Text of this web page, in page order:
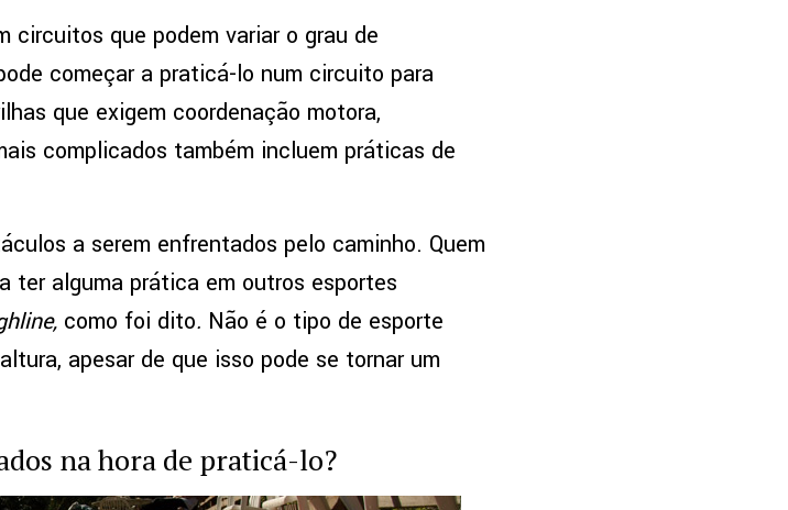
circuitos que podem variar o grau de
começar a praticá-lo num circuito para
que exigem coordenação motora,
complicados também incluem práticas de
a serem enfrentados pelo caminho. Quem
ter alguma prática em outros esportes
como foi dito. Não é o tipo de esporte
apesar de que isso pode se tornar um
na hora de praticá-lo?